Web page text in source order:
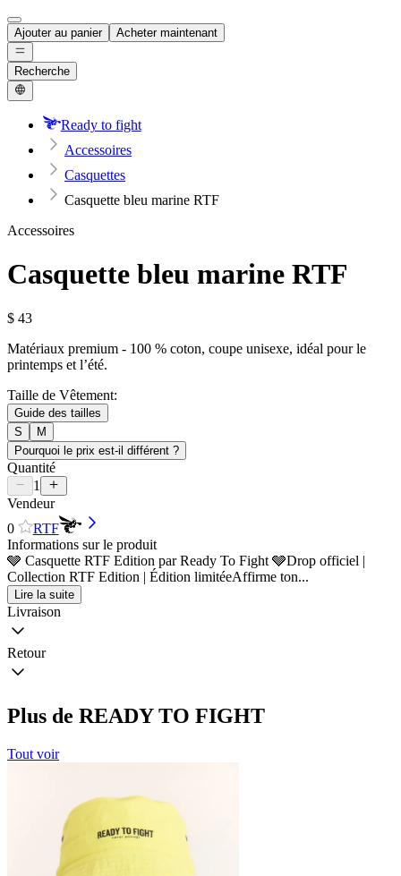
Ajouter au panier Acheter maintenant
Recherche
Ready to fight
Accessoires
Casquettes
Casquette bleu marine RTF
Accessoires
Casquette bleu marine RTF
$ 43
Matériaux premium - 100 % coton, coupe unisexe, idéal pour le
printemps et l’été.
Taille de Vêtement:
Guide des tailles
S
M
Pourquoi le prix est-il différent ?
Quantité
1
Vendeur
0
RTF
Informations sur le produit
🩶 Casquette RTF Edition par Ready To Fight 🩶Drop officiel |
Collection RTF Edition | Édition limitéeAffirme ton...
Lire la suite
Livraison
Retour
Plus de READY TO FIGHT
Tout voir